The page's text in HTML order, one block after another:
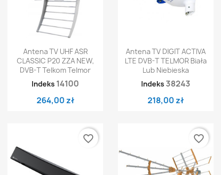
Antena TV UHF ASR
CLASSIC P20 ZZA NEW,
DVB-T Telkom Telmor
Indeks 14100
264,00 zł
Antena TV DIGIT ACTIVA
LTE DVB-T TELMOR Biała
Lub Niebieska
Indeks 38243
218,00 zł
favorite_border favorite_border